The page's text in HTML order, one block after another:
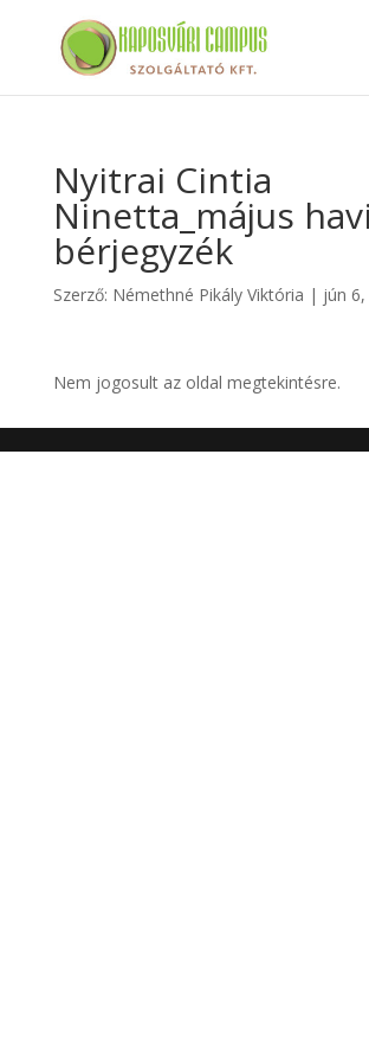
Nyitrai Cintia
Ninetta_május havi
bérjegyzék
Szerző: Némethné Pikály Viktória | jún
Nem jogosult az oldal megtekintésre.